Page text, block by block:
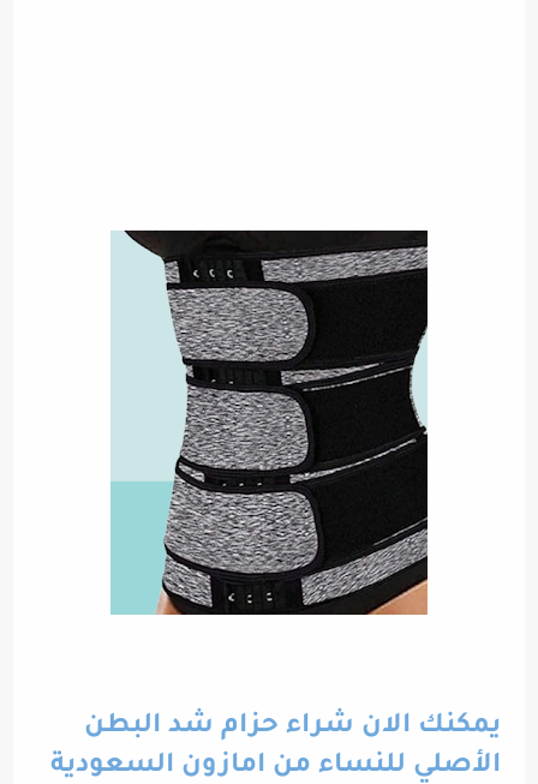
يمكنك الان شراء حزام شد البطن
الأصلي للنساء من امازون السعودية